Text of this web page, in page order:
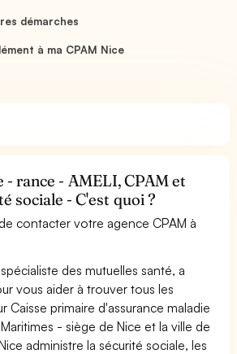
démarches
à ma CPAM Nice
- rance - AMELI, CPAM et
sociale - C'est quoi ?
contacter votre agence CPAM à
des mutuelles santé, a
vous aider à trouver tous les
Caisse primaire d'assurance maladie
- siège de Nice et la ville de
administre la sécurité sociale, les